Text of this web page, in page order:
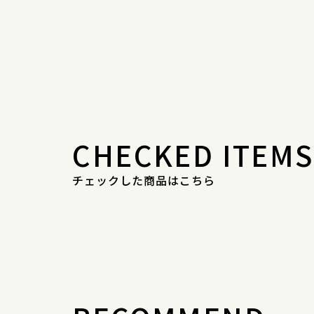
CHECKED ITEMS
チェックした商品はこちら